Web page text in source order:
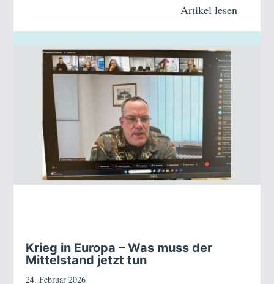
Artikel lesen
Krieg in Europa – Was muss der
Mittelstand jetzt tun
24. Februar 2026